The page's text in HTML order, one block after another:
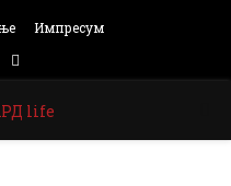
Импресум
Email